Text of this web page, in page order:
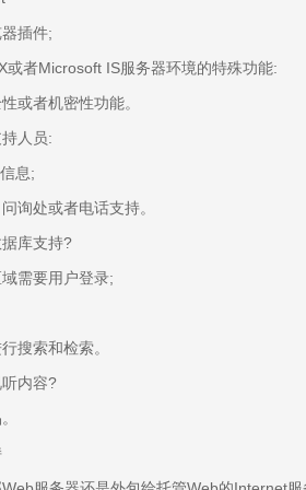
插件;
或者Microsoft IS服务器环境的特殊功能:
或者机密性功能。
人员:
息;
询处或者电话支持。
库支持?
需要用户登录;
搜索和检索。
内容?